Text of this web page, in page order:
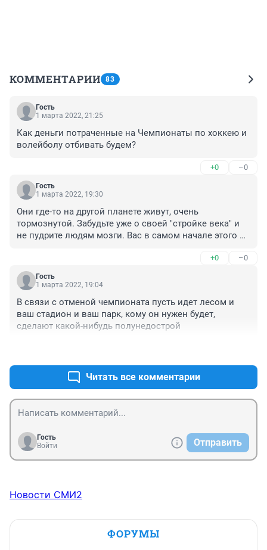
КОММЕНТАРИИ 83
Гость
1 марта 2022, 21:25
Как деньги потраченные на Чемпионаты по хоккею и
волейболу отбивать будем?
+0 –0
Гость
1 марта 2022, 19:30
Они где-то на другой планете живут, очень
тормознутой. Забудьте уже о своей "стройке века" и
не пудрите людям мозги. Вас в самом начале этого
было создано до вас более умными и социально
ответственными людьми. Не послушали? -Теперь
хлебайте. С лопаты
+0 –0
Гость
1 марта 2022, 19:04
В связи с отменой чемпионата пусть идет лесом и
ваш стадион и ваш парк, кому он нужен будет,
сделают какой-нибудь полунедострой
Читать все комментарии
Гость
Войти
Отправить
Новости СМИ2
ФОРУМЫ